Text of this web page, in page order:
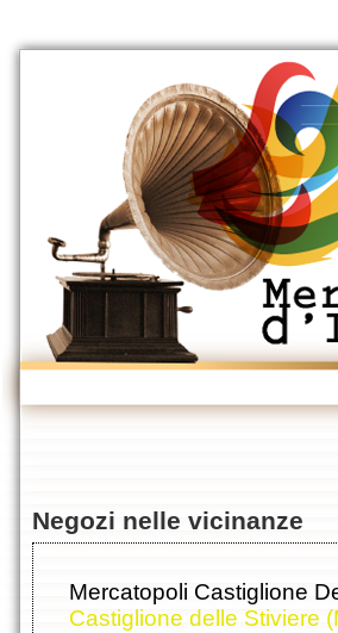
Negozi nelle vicinanze
Mercatopoli Castiglione
Castiglione delle Stiviere